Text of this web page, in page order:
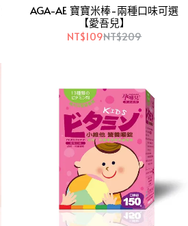
AGA-AE 寶寶米棒-兩種口味可選
【愛吾兒】
NT$109NT$209